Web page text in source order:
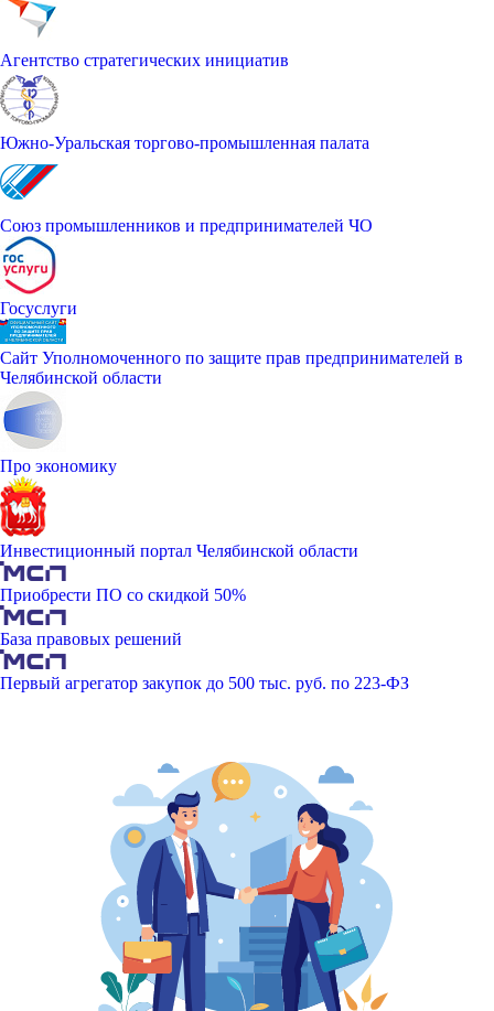
Агентство стратегических инициатив
Южно-Уральская торгово-промышленная палата
Союз промышленников и предпринимателей ЧО
Госуслуги
Сайт Уполномоченного по защите прав предпринимателей в
Челябинской области
Про экономику
Инвестиционный портал Челябинской области
Приобрести ПО со скидкой 50%
База правовых решений
Первый агрегатор закупок до 500 тыс. руб. по 223-ФЗ